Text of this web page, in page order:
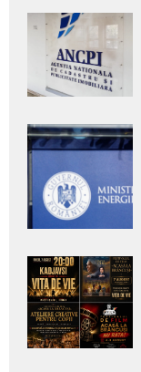
Adaugă
aici textul
pentru
subtitlu
Adaugă
aici textul
pentru
subtitlu
Adaugă
aici textul
pentru
subtitlu